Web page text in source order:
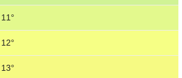
11°
12°
13°